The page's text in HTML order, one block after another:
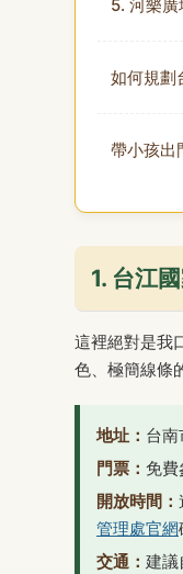
5. 河樂
如何規劃
帶小孩出
1. 台江
這裡絕對是我
色、極簡線條
地址： 台
門票： 免費
開放時間：
管理處官網
交通： 建議